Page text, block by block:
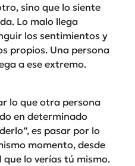
sino que lo siente
Lo malo llega
los sentimientos y
propios. Una persona
a ese extremo.
lo que otra persona
en determinado
es pasar por lo
momento, desde
que lo verías tú mismo.